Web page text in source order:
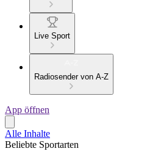
Live Sport
Radiosender von A-Z
App öffnen
Alle Inhalte
Beliebte Sportarten